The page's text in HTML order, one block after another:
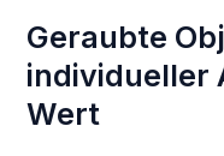
Geraubte
individueller
Wert